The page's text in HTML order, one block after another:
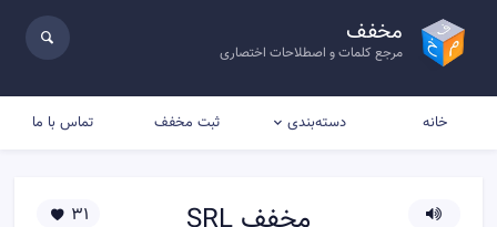
مخفف
مرجع کلمات و اصطلاحات اختصاری
خانه دسته‌بندی ثبت مخفف تماس با ما
31